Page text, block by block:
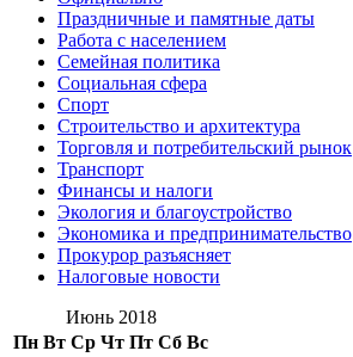
Праздничные и памятные даты
Работа с населением
Семейная политика
Социальная сфера
Спорт
Строительство и архитектура
Торговля и потребительский рынок
Транспорт
Финансы и налоги
Экология и благоустройство
Экономика и предпринимательство
Прокурор разъясняет
Налоговые новости
Июнь 2018
Пн Вт Ср Чт Пт Сб Вс